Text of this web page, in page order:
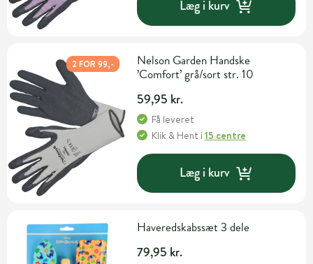
Læg i kurv
2 FOR 99,-
Nelson Garden Handske
’Comfort’ grå/sort str. 10
59,95 kr.
Få leveret
Klik & Hent i15 centre
Læg i kurv
Haveredskabssæt 3 dele
79,95 kr.